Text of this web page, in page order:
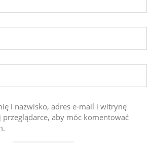
i nazwisko, adres e-mail i witrynę
aby móc komentować